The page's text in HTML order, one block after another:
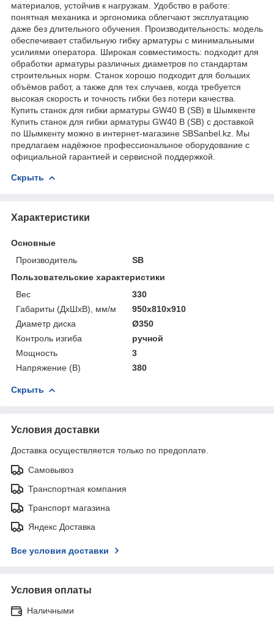
материалов, устойчив к нагрузкам. Удобство в работе:
понятная механика и эргономика облегчают эксплуатацию
даже без длительного обучения. Производительность: модель
обеспечивает стабильную гибку арматуры с минимальными
усилиями оператора. Широкая совместимость: подходит для
обработки арматуры различных диаметров по стандартам
строительных норм. Станок хорошо подходит для больших
объёмов работ, а также для тех случаев, когда требуется
высокая скорость и точность гибки без потери качества.
Купить станок для гибки арматуры GW40 B (SB) в Шымкенте
Купить станок для гибки арматуры GW40 B (SB) с доставкой
по Шымкенту можно в интернет-магазине SBSanbel.kz. Мы
предлагаем надёжное профессиональное оборудование с
официальной гарантией и сервисной поддержкой.
Скрыть
Характеристики
Основные
Производитель
SB
Пользовательские характеристики
Вес
330
Габариты (ДхШхВ), мм/м
950х810х910
Диаметр диска
Ø350
Контроль изгиба
ручной
Мощность
3
Напряжение (В)
380
Скрыть
Условия доставки
Доставка осуществляется только по предоплате.
Самовывоз
Транспортная компания
Транспорт магазина
Яндекс Доставка
Все условия доставки
Условия оплаты
Наличными